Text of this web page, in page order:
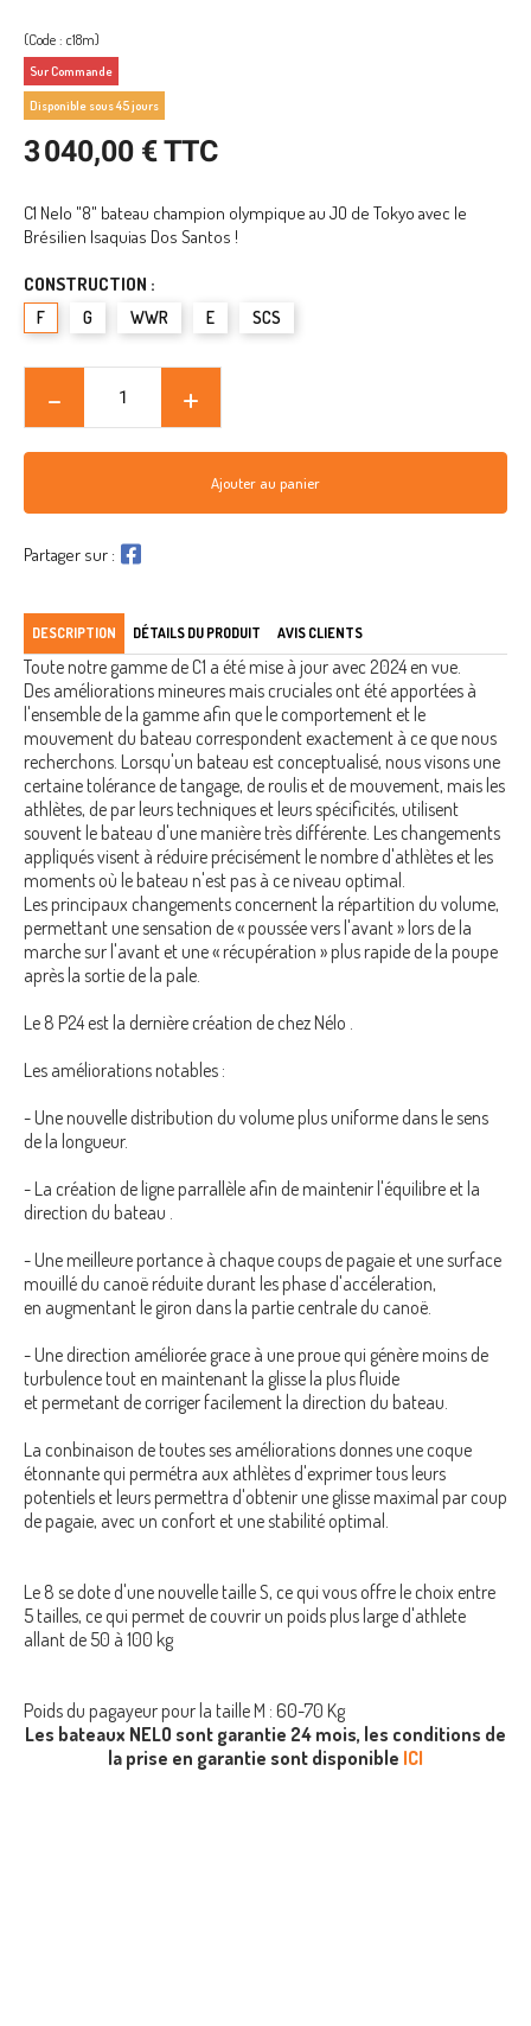
DESCRIPTION DÉTAILS DU PRODUIT AVIS CLIENTS
Toute notre gamme de C1 a été mise à jour avec 2024 en vue.
Des améliorations mineures mais cruciales ont été apportées à
l'ensemble de la gamme afin que le comportement et le
mouvement du bateau correspondent exactement à ce que nous
recherchons. Lorsqu'un bateau est conceptualisé, nous visons une
certaine tolérance de tangage, de roulis et de mouvement, mais les
athlètes, de par leurs techniques et leurs spécificités, utilisent
souvent le bateau d'une manière très différente. Les changements
appliqués visent à réduire précisément le nombre d'athlètes et les
moments où le bateau n'est pas à ce niveau optimal.
Les principaux changements concernent la répartition du volume,
permettant une sensation de « poussée vers l'avant » lors de la
marche sur l'avant et une « récupération » plus rapide de la poupe
après la sortie de la pale.
Le 8 P24 est la dernière création de chez Nélo .
Les améliorations notables :
- Une nouvelle distribution du volume plus uniforme dans le sens
de la longueur.
- La création de ligne parrallèle afin de maintenir l'équilibre et la
direction du bateau .
- Une meilleure portance à chaque coups de pagaie et une surface
mouillé du canoë réduite durant les phase d'accéleration,
en augmentant le giron dans la partie centrale du canoë.
- Une direction améliorée grace à une proue qui génère moins de
turbulence tout en maintenant la glisse la plus fluide
et permetant de corriger facilement la direction du bateau.
La conbinaison de toutes ses améliorations donnes une coque
étonnante qui permétra aux athlètes d'exprimer tous leurs
potentiels et leurs permettra d'obtenir une glisse maximal par coup
de pagaie, avec un confort et une stabilité optimal.
Le 8 se dote d'une nouvelle taille S, ce qui vous offre le choix entre
5 tailles, ce qui permet de couvrir un poids plus large d'athlete
allant de 50 à 100 kg
Poids du pagayeur pour la taille M : 60-70 Kg
Les bateaux NELO sont garantie 24 mois, les conditions de
la prise en garantie sont disponible ICI
(Code : c18m)
Sur Commande
Disponible sous 45 jours
3 040,00 € TTC
C1 Nelo "8" bateau champion olympique au JO de Tokyo avec le
Brésilien Isaquias Dos Santos !
CONSTRUCTION :
F G WWR E SCS
Ajouter au panier
Partager sur :